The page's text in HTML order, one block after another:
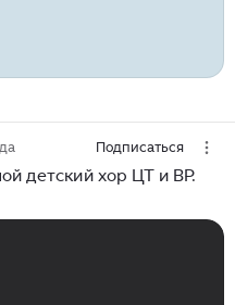
Подписаться
детский хор ЦТ и ВР.